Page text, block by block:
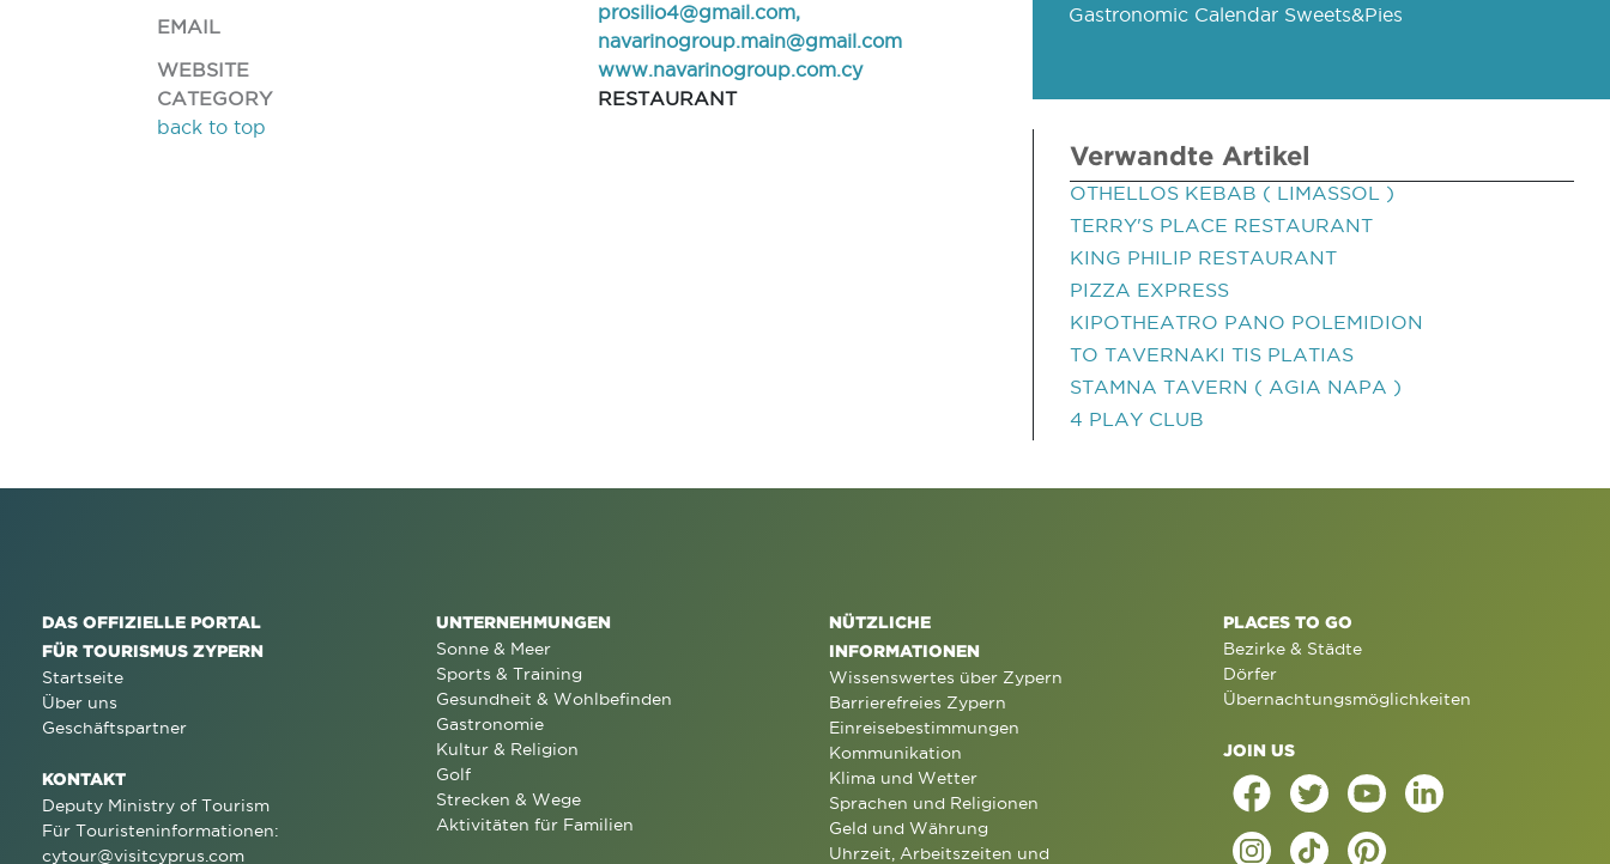
EMAIL
prosilio4@gmail.com,
navarinogroup.main@gmail.com
WEBSITE
www.navarinogroup.com.cy
CATEGORY
RESTAURANT
back to top
Gastronomic Calendar Sweets&Pies
Verwandte Artikel
OTHELLOS KEBAB ( LIMASSOL )
TERRY'S PLACE RESTAURANT
KING PHILIP RESTAURANT
PIZZA EXPRESS
KIPOTHEATRO PANO POLEMIDION
TO TAVERNAKI TIS PLATIAS
STAMNA TAVERN ( AGIA NAPA )
4 PLAY CLUB
DAS OFFIZIELLE PORTAL
FÜR TOURISMUS ZYPERN
Startseite
Über uns
Geschäftspartner
KONTAKT
Deputy Ministry of Tourism
Für Touristeninformationen:
cytour@visitcyprus.com
UNTERNEHMUNGEN
Sonne & Meer
Sports & Training
Gesundheit & Wohlbefinden
Gastronomie
Kultur & Religion
Golf
Strecken & Wege
Aktivitäten für Familien
NÜTZLICHE
INFORMATIONEN
Wissenswertes über Zypern
Barrierefreies Zypern
Einreisebestimmungen
Kommunikation
Klima und Wetter
Sprachen und Religionen
Geld und Währung
Uhrzeit, Arbeitszeiten und
PLACES TO GO
Bezirke & Städte
Dörfer
Übernachtungsmöglichkeiten
JOIN US